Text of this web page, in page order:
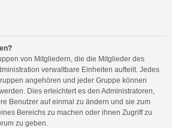
von Mitgliedern, die die Mitglieder des
verwaltbare Einheiten aufteilt. Jedes
angehören und jeder Gruppe können
Dies erleichtert es den Administratoren,
Benutzer auf einmal zu ändern und sie zum
Bereichs zu machen oder ihnen Zugriff zu
zu geben.